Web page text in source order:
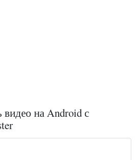
видео на Android с